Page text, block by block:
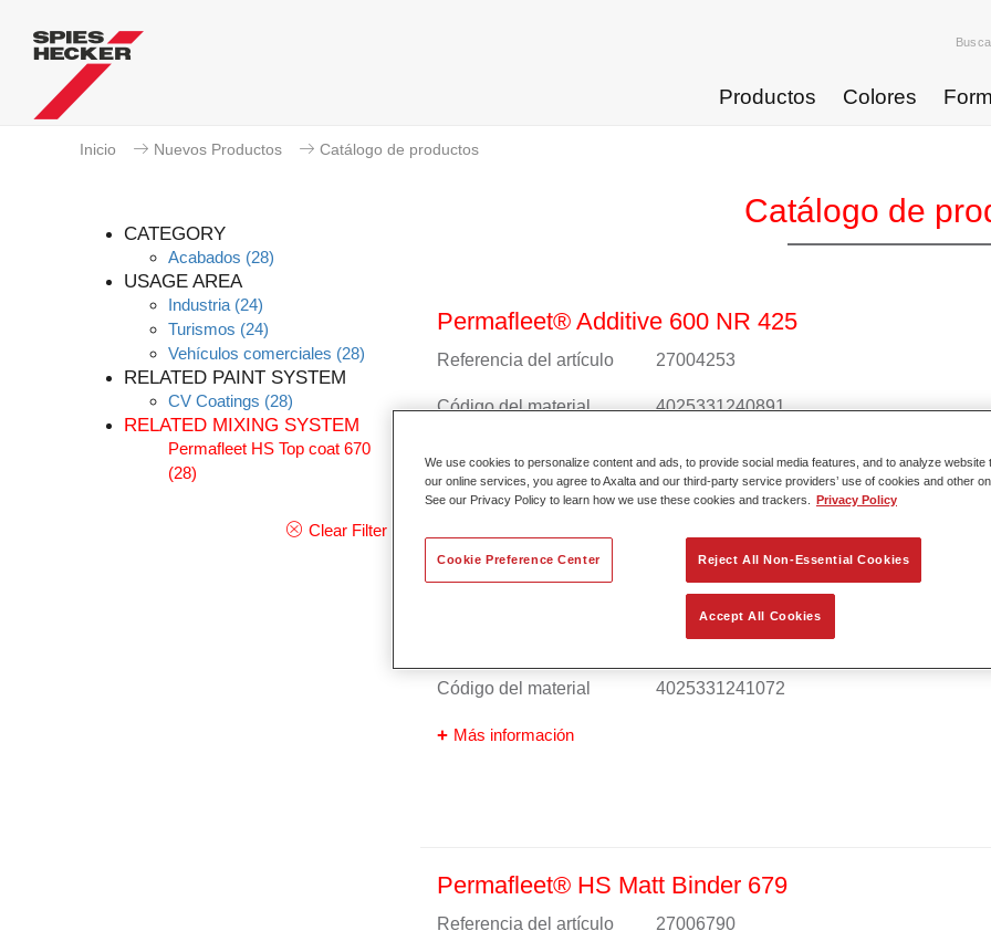
Productos Colores
Inicio Nuevos Productos Catálogo de productos
CATEGORY
Acabados (28)
USAGE AREA
Industria (24)
Turismos (24)
Vehículos comerciales (28)
RELATED PAINT SYSTEM
CV Coatings (28)
RELATED MIXING SYSTEM
Permafleet HS Top coat 670
(28)
Clear Filter
Catálogo de
Permafleet® Additive 600 NR 425
Referencia del artículo 27004253
Código del material 4025331240891
Permafleet® HS Binder 670
27006703
Código del material 4025331241072
Más información
Permafleet® HS Matt Binder 679
Referencia del artículo 27006790
We use cookies to personalize content and ads, to provide social media features, and to analyze website
our online services, you agree to Axalta and our third-party service providers’ use of cookies and other
See our Privacy Policy to learn how we use these cookies and trackers.
Privacy Policy
Reject All Non-Essential Cookies
Accept All Cookies
Cookie Preference Center